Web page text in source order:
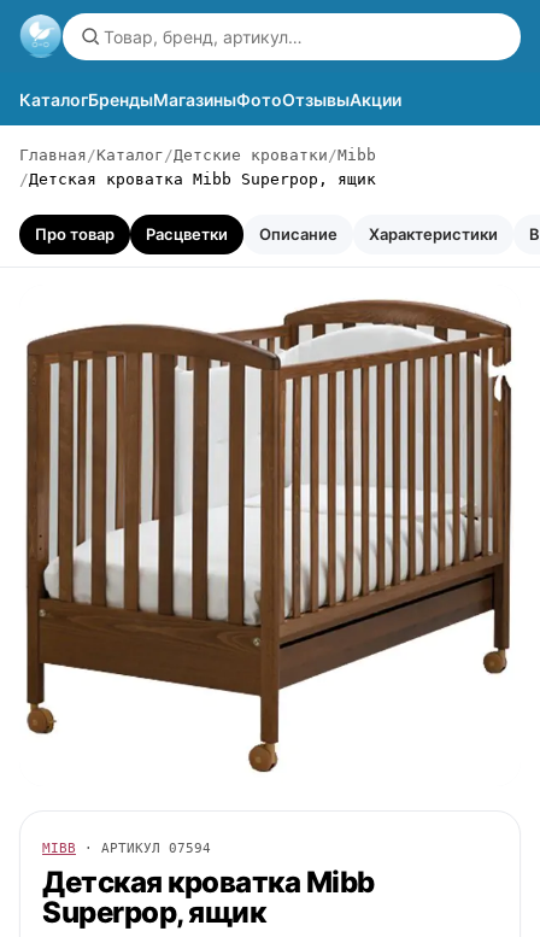
КаталогБрендыМагазиныФотоОтзывыАкции
Главная Каталог Детские кроватки Mibb
Детская кроватка Mibb Superpop, ящик
Про товар Расцветки Описание Характеристики
MIBB · АРТИКУЛ 07594
Детская кроватка Mibb
Superpop, ящик